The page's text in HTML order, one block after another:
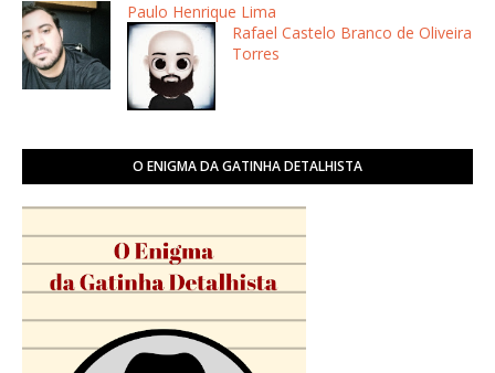
Paulo Henrique Lima
Rafael Castelo Branco de Oliveira
Torres
O ENIGMA DA GATINHA DETALHISTA